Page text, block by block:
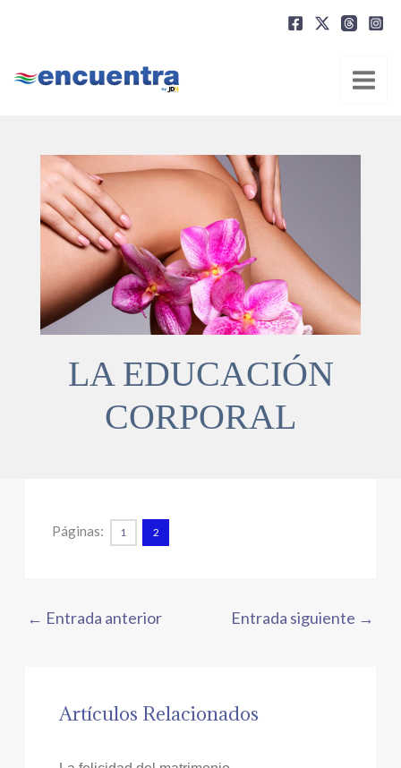
LA EDUCACIÓN
CORPORAL
Páginas: 1 2
← Entrada anterior Entrada siguiente →
Artículos Relacionados